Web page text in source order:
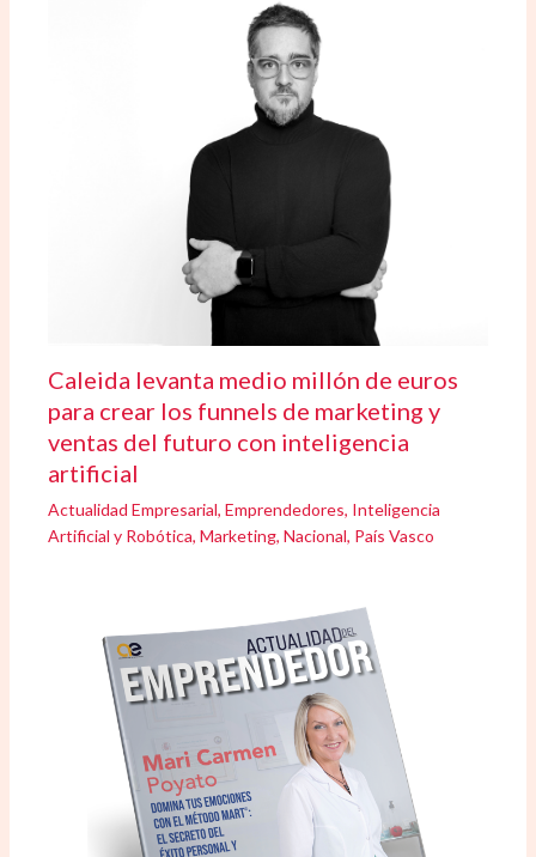
Caleida levanta medio millón de euros
para crear los funnels de marketing y
ventas del futuro con inteligencia
artificial
Actualidad Empresarial,Emprendedores, Inteligencia
Artificial y Robótica,Marketing,Nacional, País Vasco